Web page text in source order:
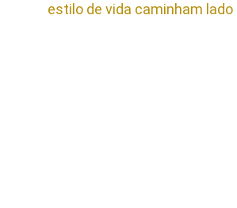
estilo de vida caminham lado